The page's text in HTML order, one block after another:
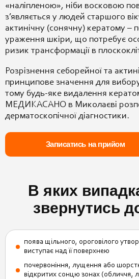
«наліпленою», ніби восковою
з’являється у людей старшого
актинічну (сонячну) кератому –
ураження шкіри, що потребує
ризик трансформації в
Розрізнення себорейної та
принципове значення для
тому будь-яке видалення
МЕДИКАСАНО в Миколаєві
дерматоскопічної діагностики.
Записатись на прийом
В яких
звернутись
поява щільного, ороговілого
виступає над її поверхнею
почервоніння, лущення або
відкритих сонцю зонах (обличчя,